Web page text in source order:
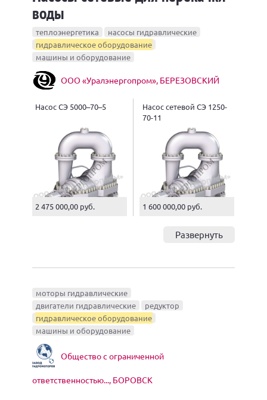
воды
теплоэнергетика
насосы гидравлические
гидравлическое оборудование
машины и оборудование
ООО «Уралэнергопром», БЕРЕЗОВСКИЙ
Насос СЭ 5000–70–5
2 475 000,00 руб.
Насос сетевой СЭ 1250-
70-11
1 600 000,00 руб.
Развернуть
моторы гидравлические
двигатели гидравлические
редуктор
гидравлическое оборудование
машины и оборудование
Общество с ограниченной
ответственностью..., БОРОВСК